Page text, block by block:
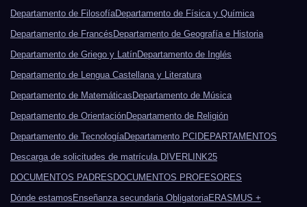
Departamento de FilosofíaDepartamento de Física y Química
Departamento de Francés Departamento de Geografía e Historia
Departamento de Griego y LatínDepartamento de Inglés
Departamento de Lengua Castellana y Literatura
Departamento de Matemáticas Departamento de Música
Departamento de OrientaciónDepartamento de Religión
Departamento de TecnologíaDepartamento PCI DEPARTAMENTOS
Descarga de solicitudes de matrícula. DIVERLINK25
DOCUMENTOS PADRES DOCUMENTOS PROFESORES
Dónde estamos Enseñanza secundaria ObligatoriaERASMUS +